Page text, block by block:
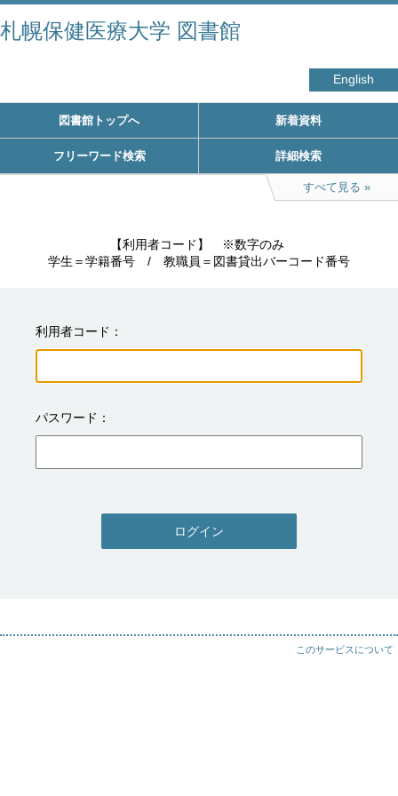
札幌保健医療大学 図書館
English
図書館トップへ 新着資料
フリーワード検索 詳細検索
すべて見る
【利用者コード】　※数字のみ
学生＝学籍番号　/　教職員＝図書貸出バーコード番号
利用者コード
パスワード
ログイン
このサービスについて